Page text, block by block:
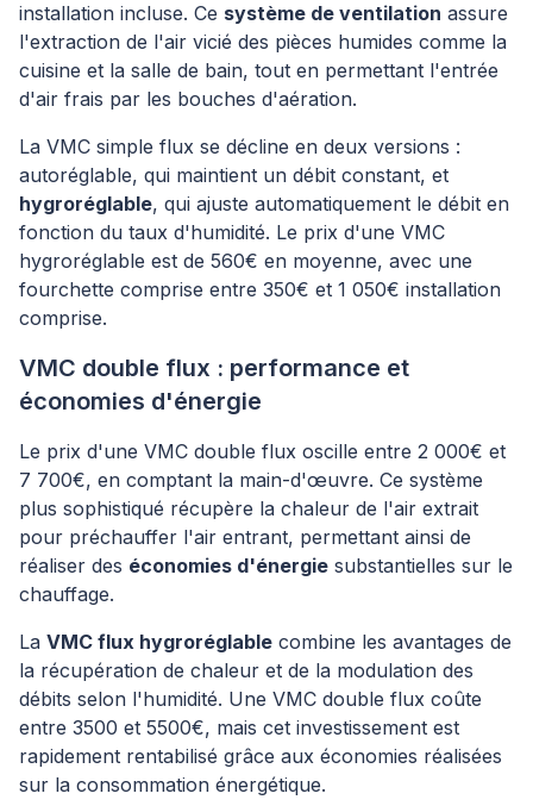
installation incluse. Ce système de ventilation assure
l'extraction de l'air vicié des pièces humides comme la
cuisine et la salle de bain, tout en permettant l'entrée
d'air frais par les bouches d'aération.
La VMC simple flux se décline en deux versions :
autoréglable, qui maintient un débit constant, et
hygroréglable, qui ajuste automatiquement le débit en
fonction du taux d'humidité. Le prix d'une VMC
hygroréglable est de 560€ en moyenne, avec une
fourchette comprise entre 350€ et 1 050€ installation
comprise.
VMC double flux : performance et
économies d'énergie
Le prix d'une VMC double flux oscille entre 2 000€ et
7 700€, en comptant la main-d'œuvre. Ce système
plus sophistiqué récupère la chaleur de l'air extrait
pour préchauffer l'air entrant, permettant ainsi de
réaliser des économies d'énergie substantielles sur le
chauffage.
La VMC flux hygroréglable combine les avantages de
la récupération de chaleur et de la modulation des
débits selon l'humidité. Une VMC double flux coûte
entre 3500 et 5500€, mais cet investissement est
rapidement rentabilisé grâce aux économies réalisées
sur la consommation énergétique.